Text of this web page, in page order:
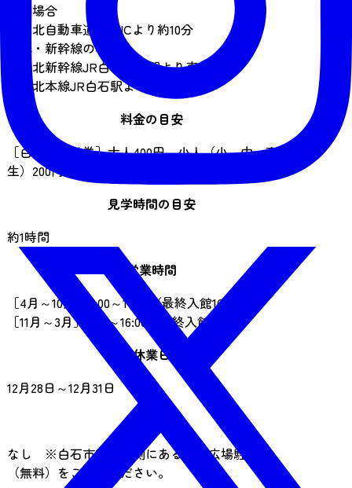
車の場合
・東北自動車道白石ICより約10分
電車・新幹線の場合
・東北新幹線JR白石蔵王駅より車で約5分
・東北本線JR白石駅より徒歩15分
料金の目安
［白石城入館券］大人400円 小人（小、中、高校
生）200円
見学時間の目安
約1時間
営業時間
［4月～10月］9:00～17:00（最終入館16:30）
［11月～3月］9:00～16:00（最終入館15:30）
休業日
12月28日～12月31日
なし ※白石市役所北側にある城下広場駐車場
（無料）をご利用ください。